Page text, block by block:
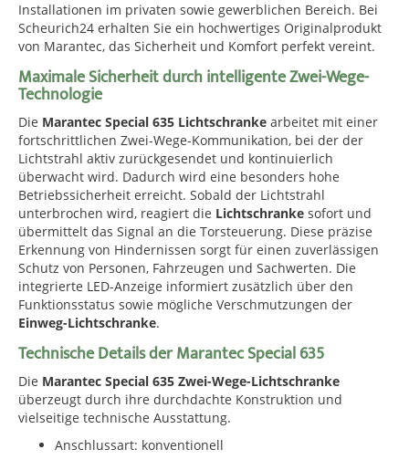
Installationen im privaten sowie gewerblichen Bereich. Bei
Scheurich24 erhalten Sie ein hochwertiges Originalprodukt
von Marantec, das Sicherheit und Komfort perfekt vereint.
Maximale Sicherheit durch intelligente Zwei-Wege-
Technologie
Die Marantec Special 635 Lichtschranke arbeitet mit einer
fortschrittlichen Zwei-Wege-Kommunikation, bei der der
Lichtstrahl aktiv zurückgesendet und kontinuierlich
überwacht wird. Dadurch wird eine besonders hohe
Betriebssicherheit erreicht. Sobald der Lichtstrahl
unterbrochen wird, reagiert die Lichtschranke sofort und
übermittelt das Signal an die Torsteuerung. Diese präzise
Erkennung von Hindernissen sorgt für einen zuverlässigen
Schutz von Personen, Fahrzeugen und Sachwerten. Die
integrierte LED-Anzeige informiert zusätzlich über den
Funktionsstatus sowie mögliche Verschmutzungen der
Einweg-Lichtschranke.
Technische Details der Marantec Special 635
Die Marantec Special 635 Zwei-Wege-Lichtschranke
überzeugt durch ihre durchdachte Konstruktion und
vielseitige technische Ausstattung.
Anschlussart: konventionell